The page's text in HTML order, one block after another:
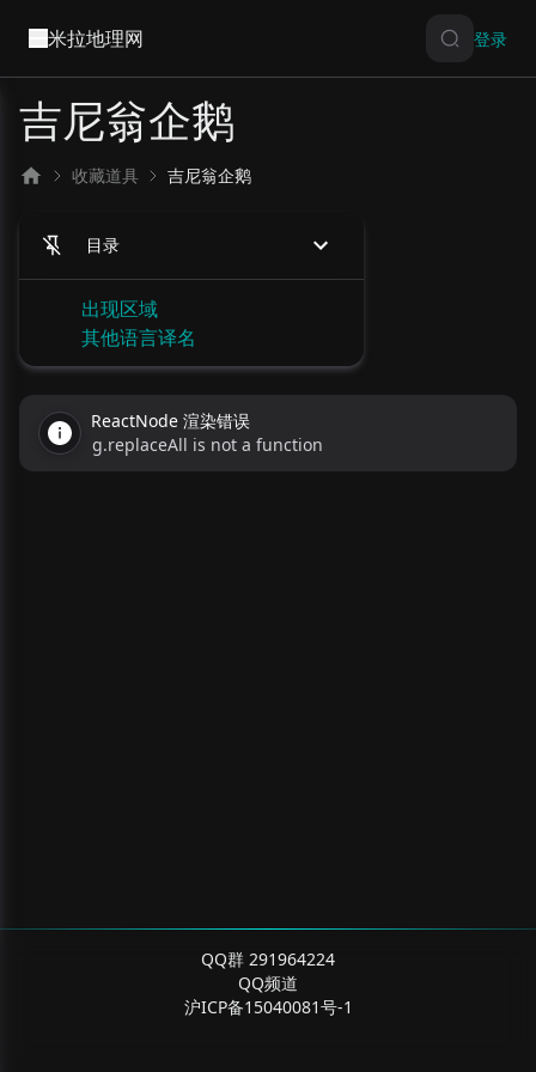
米拉地理网 登录
吉尼翁企鹅
收藏道具 吉尼翁企鹅
目录
出现区域
其他语言译名
ReactNode 渲染错误
g.replaceAll is not a function
QQ群 291964224
QQ频道
沪ICP备15040081号-1